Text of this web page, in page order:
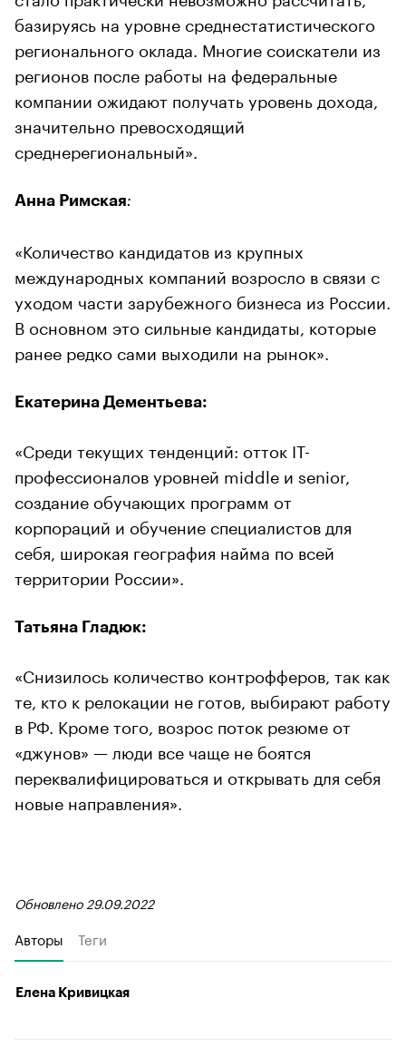
базируясь на уровне среднестатистического
регионального оклада. Многие соискатели из
регионов после работы на федеральные
компании ожидают получать уровень дохода,
значительно превосходящий
среднерегиональный».
Анна Римская:
«Количество кандидатов из крупных
международных компаний возросло в связи с
уходом части зарубежного бизнеса из России.
В основном это сильные кандидаты, которые
ранее редко сами выходили на рынок».
Екатерина Дементьева:
«Среди текущих тенденций: отток IT-
профессионалов уровней middle и senior,
создание обучающих программ от
корпораций и обучение специалистов для
себя, широкая география найма по всей
территории России».
Татьяна Гладюк:
«Снизилось количество контрофферов, так как
те, кто к релокации не готов, выбирают работу
в РФ. Кроме того, возрос поток резюме от
«джунов» — люди все чаще не боятся
переквалифицироваться и открывать для себя
новые направления».
Обновлено 29.09.2022
Авторы Теги
Елена Кривицкая